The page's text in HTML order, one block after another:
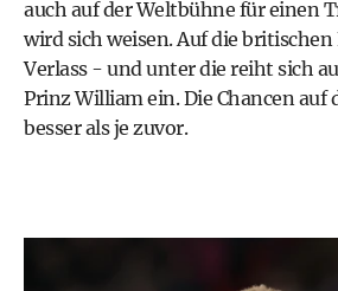
auch auf der Weltbühne für einen
wird sich weisen. Auf die
Verlass - und unter die reiht sich
Prinz Williamein. Die Chancen auf
besser als je zuvor.